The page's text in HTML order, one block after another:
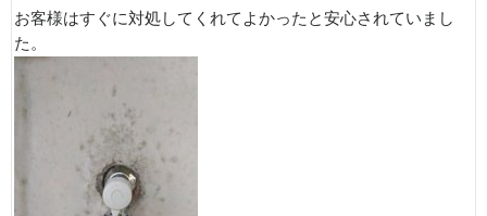
お客様はすぐに対処してくれてよかったと安心されていまし
た。